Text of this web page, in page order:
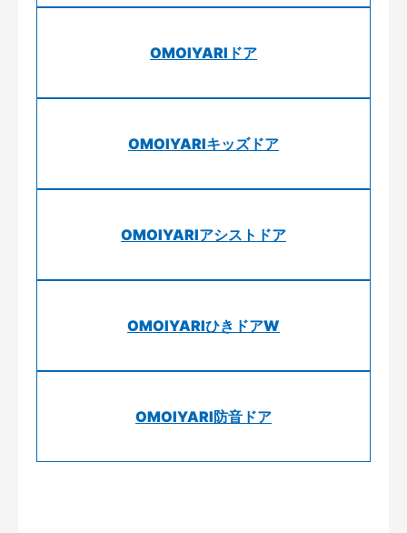
OMOIYARIドア
OMOIYARIキッズドア
OMOIYARIアシストドア
OMOIYARIひきドアW
OMOIYARI防音ドア